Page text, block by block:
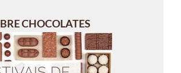
CHOCOLATES